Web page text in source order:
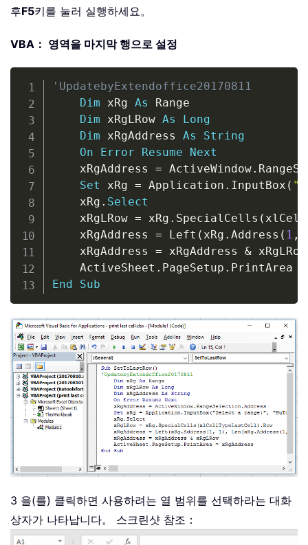
후F5키를 눌러 실행하세요。
VBA： 영역을 마지막 행으로 설정
'UpdatebyExtendoffice20170811
Dim xRg As Range
Dim xRgLRow As
Long
Dim xRgAddress As
String
On
Error Resume
Next
    xRgAddress
= ActiveWindow.
Set xRg = Application . InputBox (
    xRg
. Select
    xRgLRow
= xRg . SpecialCells (
    xRgAddress
= Left ( xRg . Address ( 1 ,
    xRgAddress
= xRgAddress & xRgLRow
    ActiveSheet
. PageSetup . PrintArea
End
Sub
Copy
3 을(를) 클릭하면 사용하려는 열 범위를 선택하라는 대화
상자가 나타납니다。 스크린샷 참조：